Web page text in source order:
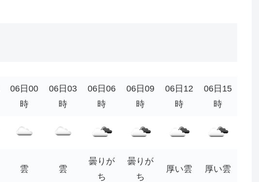
06日00
時
06日03
時
06日06
時
06日09
時
06日12
時
06日15
時
雲 雲
曇りが
ち
曇りが
ち
厚い雲 厚い雲